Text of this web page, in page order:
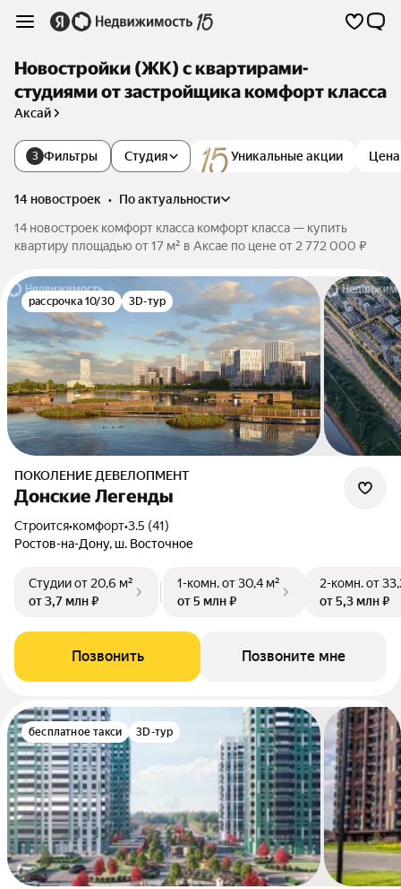
Новостройки (ЖК) с квартирами-
студиями от застройщика комфорт класса
Аксай
3 Фильтры Уникальные акции Цена
Студия
14 новостроек •
по актуальности
14 новостроек комфорт класса комфорт класса — купить
квартиру площадью от 17 м² в Аксае по цене от 2 772 000 ₽
рассрочка 10/30 3D-тур
ПОКОЛЕНИЕ ДЕВЕЛОПМЕНТ
Донские Легенды
Строится•комфорт•3.5 (41)
Ростов-на-Дону, ш. Восточное
Студииот 20,6 м²
от 3,7 млн ₽
1-комн.от 30,4 м²
от 5 млн ₽
2-комн.от
от 5,3 млн ₽
Позвонить Позвоните мне
бесплатное такси 3D-тур